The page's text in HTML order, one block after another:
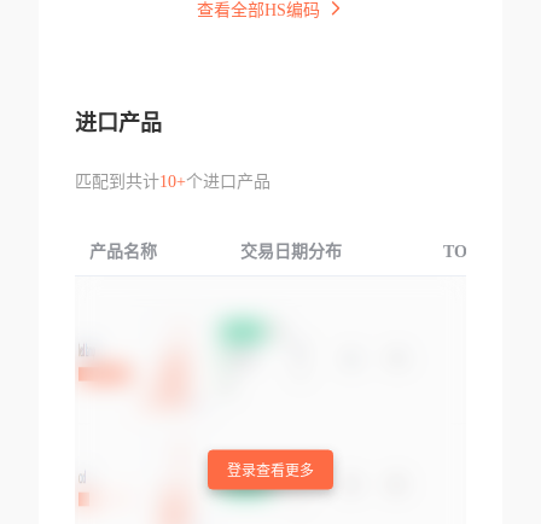
查看全部HS编码
进口产品
匹配到共计10+个进口产品
产品名称 交易日期分布 TOP3交易国
登录查看更多